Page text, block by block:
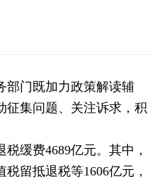
部门既加力政策解读辅
征集问题、关注诉求，积
缓费4689亿元。其中，
留抵退税等1606亿元，